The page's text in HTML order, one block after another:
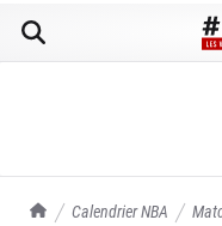
TrashTalk Actu NBA
Calendrier NBA